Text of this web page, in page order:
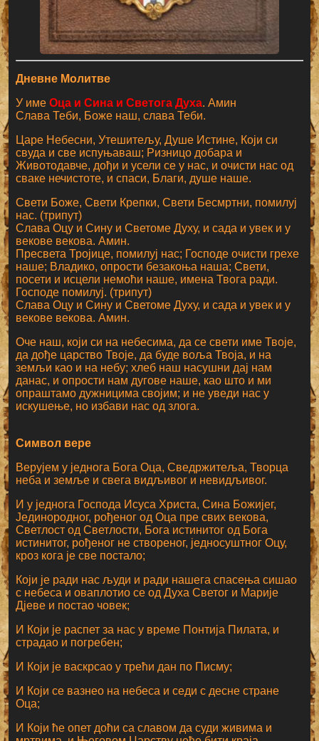
Дневне Молитве
У имеОца и Сина и Светога Духа. Амин
Слава Теби, Боже наш, слава Теби.
Царе Небесни, Утешитељу, Душе Истине, Који си
свуда и све испуњаваш; Ризницо добара и
Животодавче, дођи и усели се у нас, и очисти нас од
сваке нечистоте, и спаси, Благи, душе наше.
Свети Боже, Свети Крепки, Свети Бесмртни, помилуј
нас. (трипут)
Слава Оцу и Сину и Светоме Духу, и сада и увек и у
векове векова. Амин.
Пресвета Тројице, помилуј нас; Господе очисти грехе
наше; Владико, опрости безакоња наша; Свети,
посети и исцели немоћи наше, имена Твога ради.
Господе помилуј. (трипут)
Слава Оцу и Сину и Светоме Духу, и сада и увек и у
векове векова. Амин.
Оче наш, који си на небесима, да се свети име Твоје,
да дође царство Твоје, да буде воља Твоја, и на
земљи као и на небу; хлеб наш насушни дај нам
данас, и опрости нам дугове наше, као што и ми
опраштамо дужницима својим; и не уведи нас у
искушење, но избави нас од злога.
Символ вере
Верујем у једнога Бога Оца, Сведржитеља, Творца
неба и земље и свега видљивог и невидљивог.
И у једнога Господа Исуса Христа, Сина Божијег,
Јединородног, рођеног од Оца пре свих векова,
Светлост од Светлости, Бога истинитог од Бога
истинитог, рођеног не створеног, једносуштног Оцу,
кроз кога је све постало;
Који је ради нас људи и ради нашега спасења сишао
с небеса и оваплотио се од Духа Светог и Марије
Дјеве и постао човек;
И Који је распет за нас у време Понтија Пилата, и
страдао и погребен;
И Који је васкрсао у трећи дан по Писму;
И Који се вазнео на небеса и седи с десне стране
Оца;
И Који ће опет доћи са славом да суди живима и